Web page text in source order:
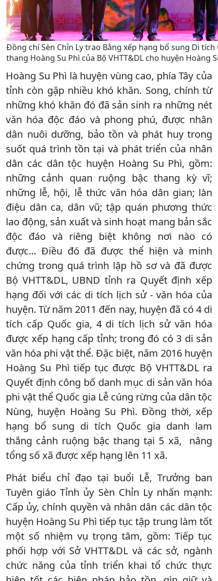
Đồng chí Sèn Chỉn Ly trao Bằng xếp hạng bổ sung Di
thang Hoàng Su Phì của Bộ VHTT&DL cho huyện Hoàng
Hoàng Su Phì là huyện vùng cao, phía Tây của
tỉnh còn gặp nhiều khó khăn. Song, chính từ
những khó khăn đó đã sản sinh ra những nét
văn hóa độc đáo và phong phú, được nhân
dân nuôi dưỡng, bảo tồn và phát huy trong
suốt quá trình tồn tại và phát triển của nhân
dân các dân tộc huyện Hoàng Su Phì, gồm:
những cảnh quan ruộng bậc thang kỳ vĩ;
những lễ, hội, lễ thức văn hóa dân gian; làn
điệu dân ca, dân vũ; tập quán phương thức
lao động, sản xuất và sinh hoạt mang bản sắc
độc đáo và riêng biệt không nơi nào có
được... Điều đó đã được thể hiện và minh
chứng trong quá trình lập hồ sơ và đã được
Bộ VHTT&DL, UBND tỉnh ra Quyết định xếp
hạng đối với các di tích lịch sử - văn hóa của
huyện. Từ năm 2011 đến nay, huyện đã có 4 di
tích cấp Quốc gia, 4 di tích lịch sử văn hóa
được xếp hạng cấp tỉnh; trong đó có 3 di sản
văn hóa phi vật thể. Đặc biệt, năm 2016 huyện
Hoàng Su Phì tiếp tục được Bộ VHTT&DL ra
Quyết định công bố danh mục di sản văn hóa
phi vật thể Quốc gia Lễ cúng rừng của dân tộc
Nùng, huyện Hoàng Su Phì. Đồng thời, xếp
hạng bổ sung di tích Quốc gia danh lam
thắng cảnh ruộng bậc thang tại 5 xã, nâng
tổng số xã được xếp hạng lên 11 xã.
Phát biểu chỉ đạo tại buổi Lễ, Trưởng ban
Tuyên giáo Tỉnh ủy Sèn Chỉn Ly nhấn mạnh:
Cấp ủy, chính quyền và nhân dân các dân tộc
huyện Hoàng Su Phì tiếp tục tập trung làm tốt
một số nhiệm vụ trọng tâm, gồm: Tiếp tục
phối hợp với Sở VHTT&DL và các sở, ngành
chức năng của tỉnh triển khai tổ chức thực